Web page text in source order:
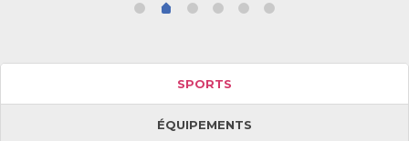
SPORTS
ÉQUIPEMENTS